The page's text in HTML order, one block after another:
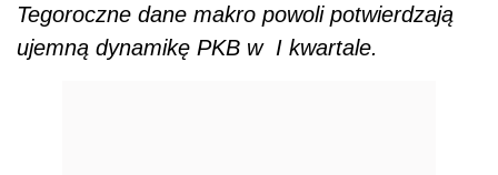
Tegoroczne dane makro powoli potwierdzają
ujemną dynamikę PKB w I kwartale.